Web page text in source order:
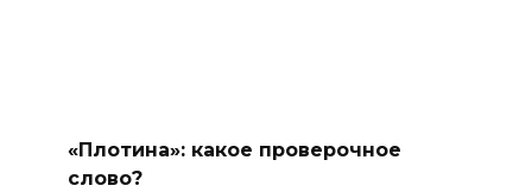
«Плотина»: какое проверочное
слово?